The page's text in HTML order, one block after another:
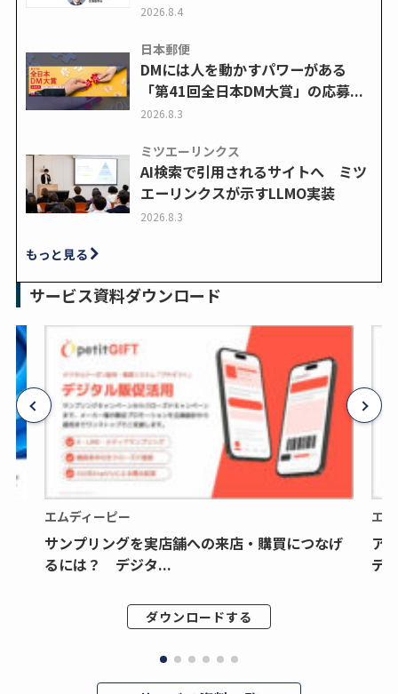
2026.8.4
日本郵便
DMには人を動かすパワーがある
「第41回全日本DM大賞」の応募...
2026.8.3
ミツエーリンクス
AI検索で引用されるサイトへ ミツ
エーリンクスが示すLLMO実装
2026.8.3
もっと見る
サービス資料ダウンロード
エムディーピー
サンプリングを実店舗への来店・購買につなげ
るには？ デジタ...
ダウンロードする
エ
ア
デ